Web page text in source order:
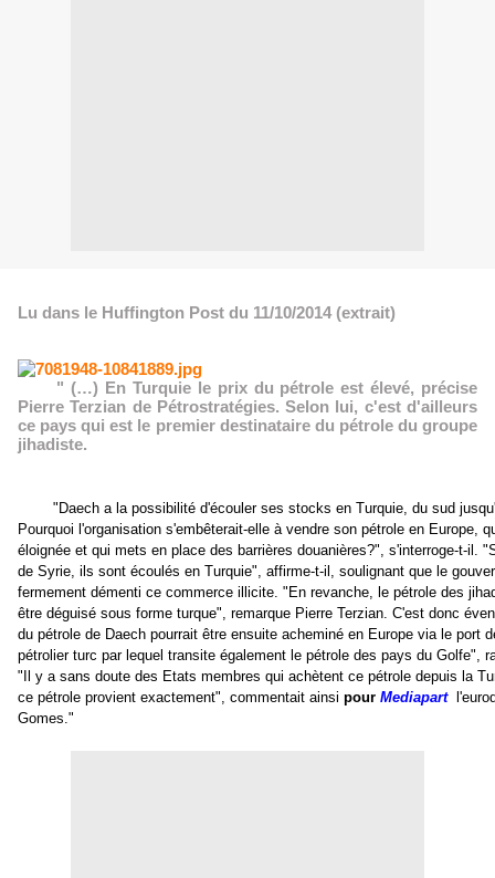
Lu dans le Huffington Post du 11/10/2014 (extrait)
" (…) En Turquie le prix du pétrole est élevé, précise
Pierre Terzian de Pétrostratégies. Selon lui, c'est d'ailleurs
ce pays qui est le premier destinataire du pétrole du groupe
jihadiste.
"Daech a la possibilité d'écouler ses stocks en Turquie, du sud
Pourquoi l'organisation s'embêterait-elle à vendre son pétrole en Europe,
éloignée et qui mets en place des barrières douanières?", s'interroge-t-il.
de Syrie, ils sont écoulés en Turquie", affirme-t-il, soulignant que le
fermement démenti ce commerce illicite. "En revanche, le pétrole des
être déguisé sous forme turque", remarque Pierre Terzian. C'est donc
du pétrole de Daech pourrait être ensuite acheminé en Europe via le port
pétrolier turc par lequel transite également le pétrole des pays du Golfe",
"Il y a sans doute des Etats membres qui achètent ce pétrole depuis la
ce pétrole provient exactement", commentait ainsi pour Mediapart
Gomes."